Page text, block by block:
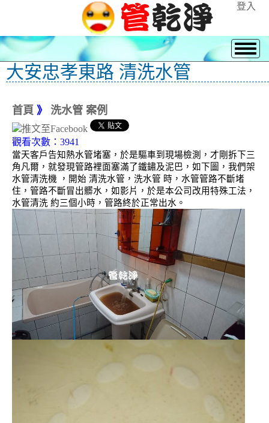
登入
大安忠孝東路 清洗水管
首頁 》 洗水管 案例
觀看次數：3941
當天客戶告知熱水管堵塞，於是驅車到現場檢測，才剛拆下三
角凡爾，就發現管路裡面塞滿了鐵鏽及泥巴，如下圖，我們架
水管清洗機 ，開始 清洗水管，洗水管 時，水管管路不斷堵
住，管路不斷冒出髒水，如影片，於是本公司改用特殊工法，
水管清洗 約三個小時，管路終於正常出水。